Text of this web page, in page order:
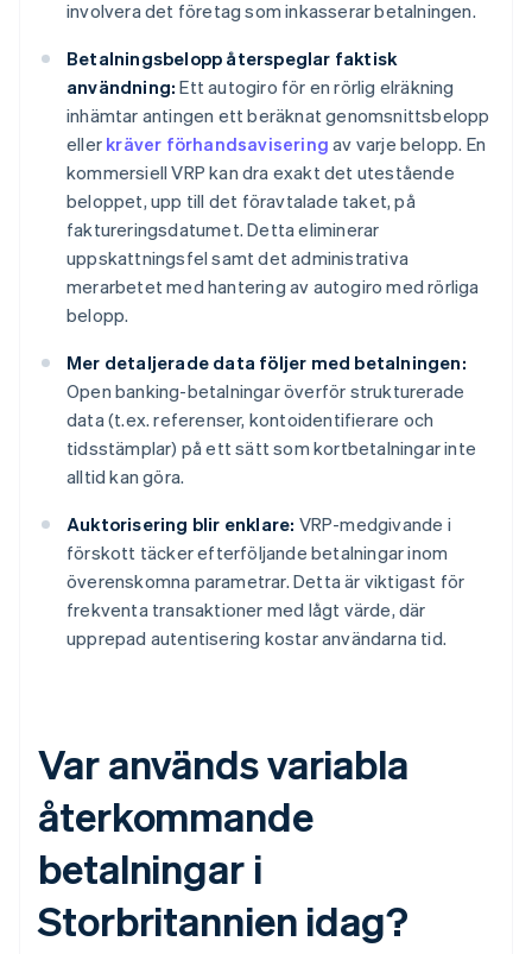
involvera det företag som inkasserar betalningen.
Betalningsbelopp återspeglar faktisk
användning: Ett autogiro för en rörlig elräkning
inhämtar antingen ett beräknat genomsnittsbelopp
eller kräver förhandsavisering av varje belopp. En
kommersiell VRP kan dra exakt det utestående
beloppet, upp till det föravtalade taket, på
faktureringsdatumet. Detta eliminerar
uppskattningsfel samt det administrativa
merarbetet med hantering av autogiro med rörliga
belopp.
Mer detaljerade data följer med betalningen:
Open banking-betalningar överför strukturerade
data (t.ex. referenser, kontoidentifierare och
tidsstämplar) på ett sätt som kortbetalningar inte
alltid kan göra.
Auktorisering blir enklare: VRP-medgivande i
förskott täcker efterföljande betalningar inom
överenskomna parametrar. Detta är viktigast för
frekventa transaktioner med lågt värde, där
upprepad autentisering kostar användarna tid.
Var används variabla
återkommande
betalningar i
Storbritannien idag?